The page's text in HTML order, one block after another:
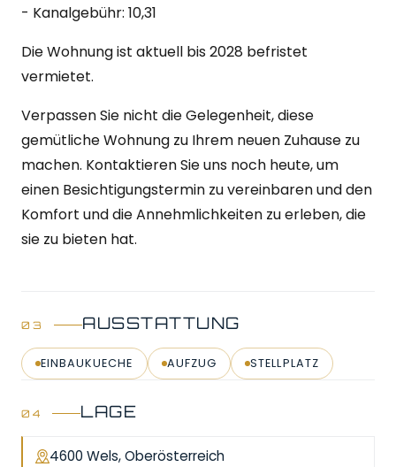
- Kanalgebühr: 10,31
Die Wohnung ist aktuell bis 2028 befristet
vermietet.
Verpassen Sie nicht die Gelegenheit, diese
gemütliche Wohnung zu Ihrem neuen Zuhause zu
machen. Kontaktieren Sie uns noch heute, um
einen Besichtigungstermin zu vereinbaren und den
Komfort und die Annehmlichkeiten zu erleben, die
sie zu bieten hat.
AUSSTATTUNG
EINBAUKUECHE AUFZUG STELLPLATZ
LAGE
4600 Wels, Oberösterreich